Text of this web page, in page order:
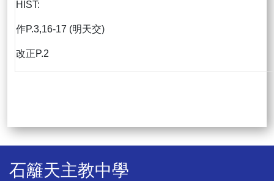
HIST:
作P.3,16-17 (明天交)
改正P.2
石籬天主教中學